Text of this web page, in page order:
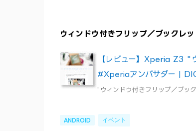
ウィンドウ付きフリップ／ブックレ
【レビュー】Xperia Z3 "
#Xperiaアンバサダー |
"ウィンドウ付きフリップ／ブッ
ANDROID イベント